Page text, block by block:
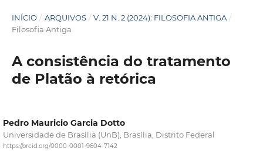
INÍCIO / ARQUIVOS / V. 21 N. 2 (2024): FILOSOFIA ANTIGA /
Filosofia Antiga
A consistência do tratamento
de Platão à retórica
Pedro Mauricio Garcia Dotto
Universidade de Brasília (UnB), Brasília, Distrito Federal
https://orcid.org/0000-0001-9604-7142